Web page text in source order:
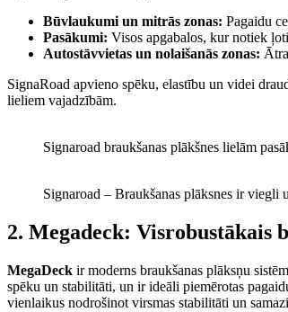
Būvlaukumi un mitrās zonas: Pagaidu
Pasākumi: Visos apgabalos, kur notiek
Autostāvvietas un nolaišanās zonas:
SignaRoad apvieno spēku, elastību un videi
lieliem vajadzībām.
Signaroad braukšanas plākšnes lielām
Signaroad – Braukšanas plāksnes ir viegli
2. Megadeck: Visrobustākais
MegaDeck ir moderns braukšanas plāksņu
spēku un stabilitāti, un ir ideāli piemērotas
vienlaikus nodrošinot virsmas stabilitāti un